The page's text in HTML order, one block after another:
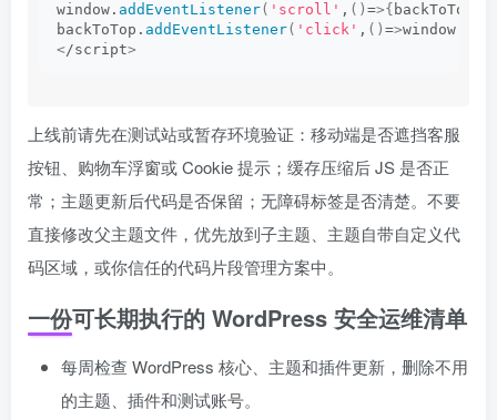
window. addEventListener( 'scroll' , () =>{ backToTop.
backToTop. addEventListener( 'click' , () =>window.
</script>
上线前请先在测试站或暂存环境验证：移动端是否遮挡客服
按钮、购物车浮窗或 Cookie 提示；缓存压缩后 JS 是否正
常；主题更新后代码是否保留；无障碍标签是否清楚。不要
直接修改父主题文件，优先放到子主题、主题自带自定义代
码区域，或你信任的代码片段管理方案中。
一份可长期执行的 WordPress 安全运维清单
每周检查 WordPress 核心、主题和插件更新，删除不用
的主题、插件和测试账号。